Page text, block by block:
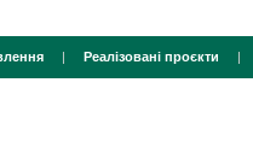
| Реалізовані проєкти |